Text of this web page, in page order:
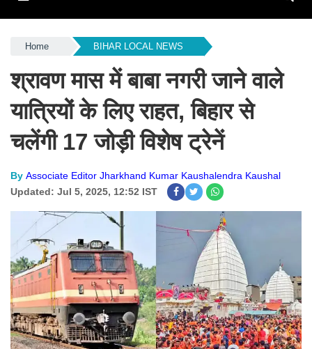
Home BIHAR LOCAL NEWS
श्रावण मास में बाबा नगरी जाने वाले
यात्रियों के लिए राहत, बिहार से
चलेंगी 17 जोड़ी विशेष ट्रेनें
By Associate Editor Jharkhand Kumar Kaushalendra Kaushal
Updated: Jul 5, 2025, 12:52 IST